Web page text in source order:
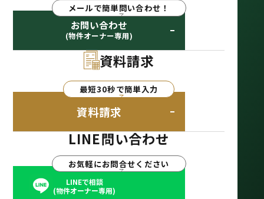
メールで簡単問い合わせ！
お問い合わせ
(物件オーナー専用)
資料請求
最短30秒で簡単入力
資料請求
LINE問い合わせ
お気軽にお問合せください
LINEで相談
(物件オーナー専用)